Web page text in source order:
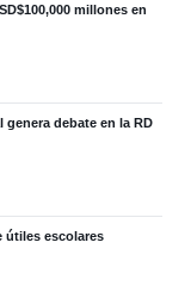
millones en
debate en la RD
útiles escolares